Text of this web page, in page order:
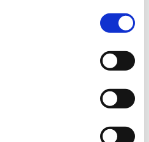
super soddisfatto. Il sax
descrizione. Il negozio si è